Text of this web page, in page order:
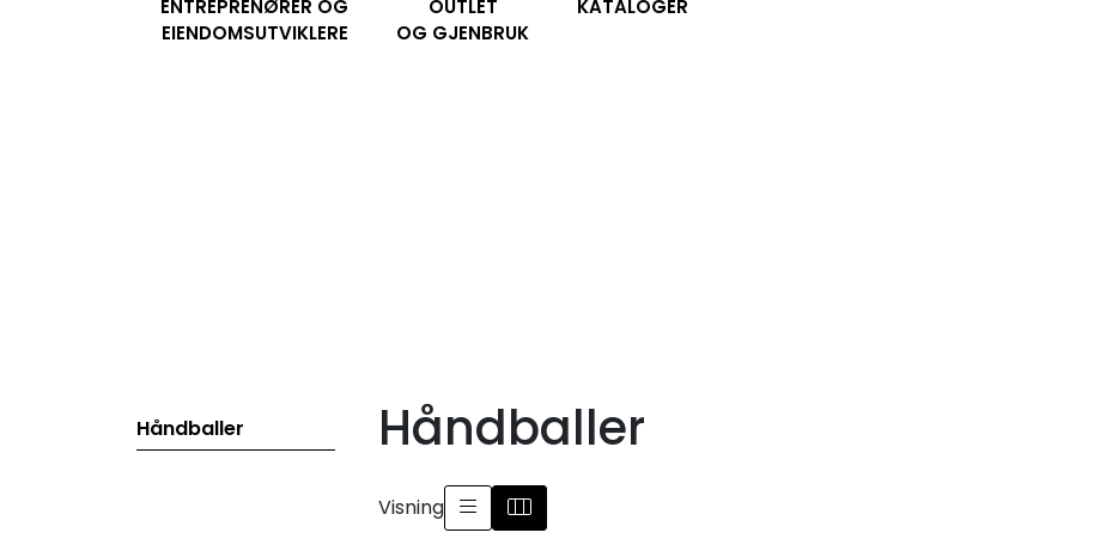
Skip to main contentENTREPRENØRER OG
EIENDOMSUTVIKLERE
OUTLET
OG GJENBRUK
KATALOGER
Håndballer Håndballer
Visning